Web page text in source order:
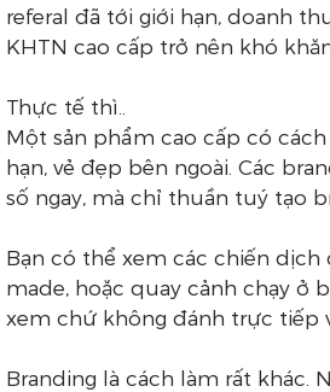
referal đã tới giới hạn, doanh
KHTN cao cấp trở nên khó
Thực tế thì..
Một sản phẩm cao cấp có
hạn, vẻ đẹp bên ngoài. Các
số ngay, mà chỉ thuần tuý tạo
Bạn có thể xem các chiến dịch
made, hoặc quay cảnh chạy ở
xem chứ không đánh trực tiếp
Branding là cách làm rất khác.